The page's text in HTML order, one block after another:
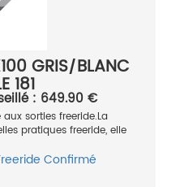
GRIS/BLANC
181
: 649.90 €
aux sorties freeride.La
pratiques freeride, elle
Confirmé